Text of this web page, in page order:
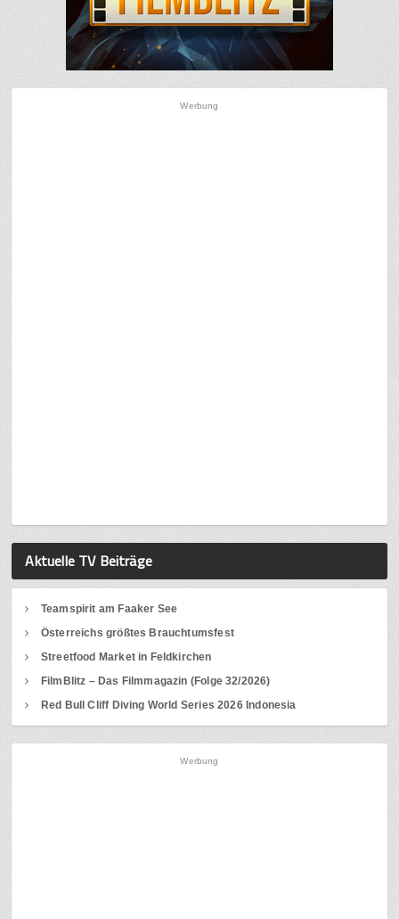
Werbung
Aktuelle TV Beiträge
Teamspirit am Faaker See
Österreichs größtes Brauchtumsfest
Streetfood Market in Feldkirchen
FilmBlitz – Das Filmmagazin (Folge 32/2026)
Red Bull Cliff Diving World Series 2026 Indonesia
Werbung